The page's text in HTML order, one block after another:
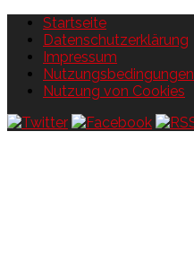
Startseite
Datenschutzerklärung
Impressum
Nutzungsbedingungen
Nutzung von Cookies